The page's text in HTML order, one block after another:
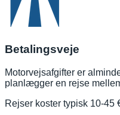
Betalingsveje
Motorvejsafgifter er
planlægger en rejse
Rejser koster typisk 10-